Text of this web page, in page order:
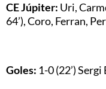
CE Júpiter: Uri,
64’), Coro, Ferran,
Goles: 1-0 (22’)